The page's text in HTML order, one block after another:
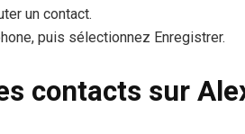
un contact.
puis sélectionnez Enregistrer.
contacts sur